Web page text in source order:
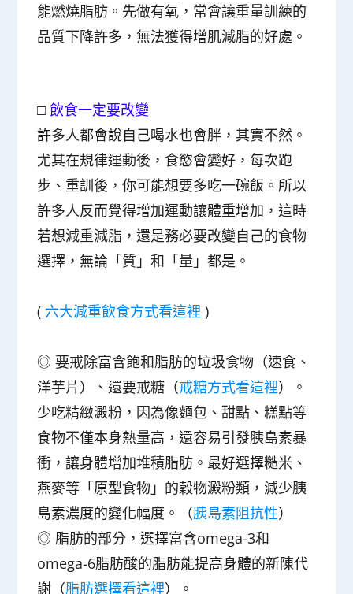
能燃燒脂肪。先做有氧，常會讓重量訓練的
品質下降許多，無法獲得增肌減脂的好處。
□飲食一定要改變
許多人都會說自己喝水也會胖，其實不然。
尤其在規律運動後，食慾會變好，每次跑
步、重訓後，你可能想要多吃一碗飯。所以
許多人反而覺得增加運動讓體重增加，這時
若想減重減脂，還是務必要改變自己的食物
選擇，無論「質」和「量」都是。
( 六大減重飲食方式看這裡 )
◎ 要戒除富含飽和脂肪的垃圾食物（速食、
洋芋片）、還要戒糖（戒糖方式看這裡）。
少吃精緻澱粉，因為像麵包、甜點、糕點等
食物不僅本身熱量高，還容易引發胰島素暴
衝，讓身體增加堆積脂肪。最好選擇糙米、
燕麥等「原型食物」的穀物澱粉類，減少胰
島素濃度的變化幅度。（胰島素阻抗性）
◎ 脂肪的部分，選擇富含omega-3和
omega-6脂肪酸的脂肪能提高身體的新陳代
謝（脂肪選擇看這裡）。